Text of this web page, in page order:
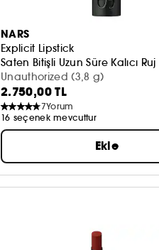
NARS
Explicit Lipstick
Saten Bitişli Uzun Süre Kalıcı Ruj
Unauthorized (3,8 g)
2.750,00 TL
7Yorum
16 seçenek mevcuttur
Ekle